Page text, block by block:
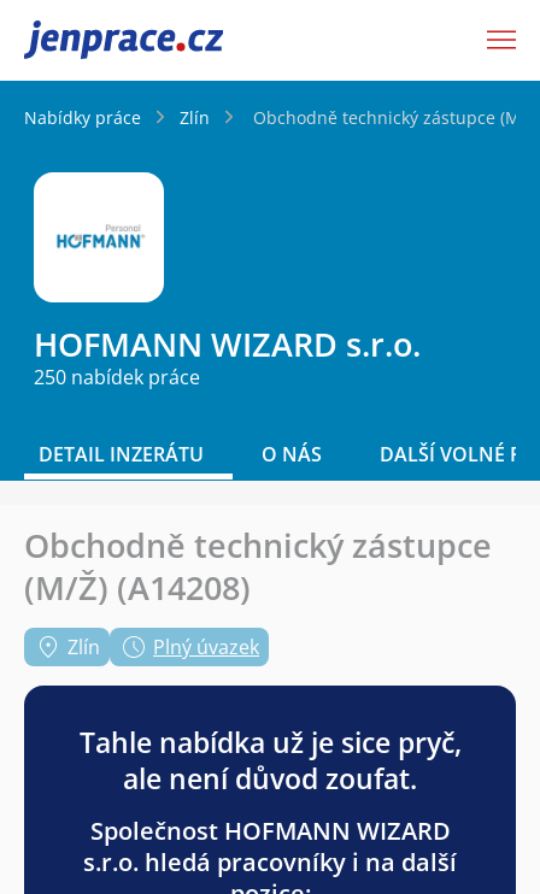
JenPráce.cz
Nabídky práce Zlín Obchodně technický zástupce (M/
HOFMANN WIZARD s.r.o.
250 nabídek práce
DETAIL INZERÁTU O NÁS DALŠÍ VOLNÉ
Obchodně technický zástupce
(M/Ž) (A14208)
Zlín Plný úvazek
Tahle nabídka už je sice pryč,
ale není důvod zoufat.
Společnost HOFMANN WIZARD
s.r.o. hledá pracovníky i na další